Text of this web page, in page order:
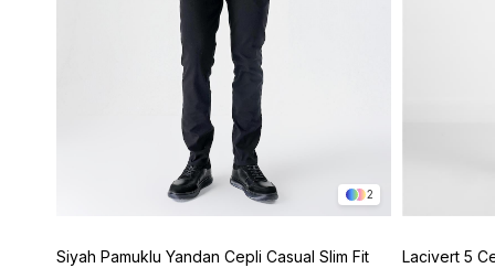
2
Siyah Pamuklu Yandan Cepli Casual Slim Fit
Lacivert 5